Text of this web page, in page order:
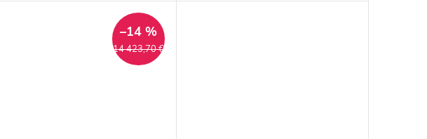
14 423,70 €
–14 %